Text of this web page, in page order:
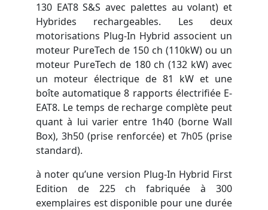
130 EAT8 S&S avec palettes au volant) et
Hybrides rechargeables. Les deux
motorisations Plug-In Hybrid associent un
moteur PureTech de 150 ch (110kW) ou un
moteur PureTech de 180 ch (132 kW) avec
un moteur électrique de 81 kW et une
boîte automatique 8 rapports électrifiée E-
EAT8. Le temps de recharge complète peut
quant à lui varier entre 1h40 (borne Wall
Box), 3h50 (prise renforcée) et 7h05 (prise
standard).
à noter qu’une version Plug-In Hybrid First
Edition de 225 ch fabriquée à 300
exemplaires est disponible pour une durée